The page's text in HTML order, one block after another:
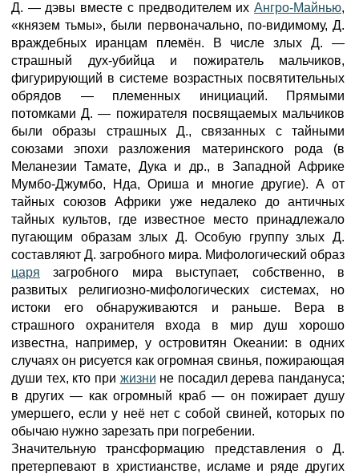
Д. — дэвы вместе с предводителем их Ангро-Майнью,
«князем тьмы», были первоначально, по-видимому, Д.
враждебных иранцам племён. В числе злых Д. —
страшный дух-убийца и пожиратель мальчиков,
фигурирующий в системе возрастных посвятительных
обрядов — племенных инициаций. Прямыми
потомками Д. — пожирателя посвящаемых мальчиков
были образы страшных Д., связанных с тайными
союзами эпохи разложения материнского рода (в
Меланезии Тамате, Дука и др., в Западной Африке
Мумбо-Джумбо, Нда, Ориша и многие другие). А от
тайных союзов Африки уже недалеко до античных
тайных культов, где известное место принадлежало
пугающим образам злых Д. Особую группу злых Д.
составляют Д. загробного мира. Мифологический образ
царя загробного мира выступает, собственно, в
развитых религиозно-мифологических системах, но
истоки его обнаруживаются и раньше. Вера в
страшного охранителя входа в мир душ хорошо
известна, например, у островитян Океании: в одних
случаях он рисуется как огромная свинья, пожирающая
души тех, кто при жизни не посадил дерева пандануса;
в других — как огромный краб — он пожирает душу
умершего, если у неё нет с собой свиней, которых по
обычаю нужно зарезать при погребении.
Значительную трансформацию представления о Д.
претерпевают в христианстве, исламе и ряде других